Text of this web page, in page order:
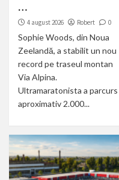
…
4 august 2026 Robert 0
Sophie Woods, din Noua
Zeelandă, a stabilit un nou
record pe traseul montan
Via Alpina.
Ultramaratonista a parcurs
aproximativ 2.000...